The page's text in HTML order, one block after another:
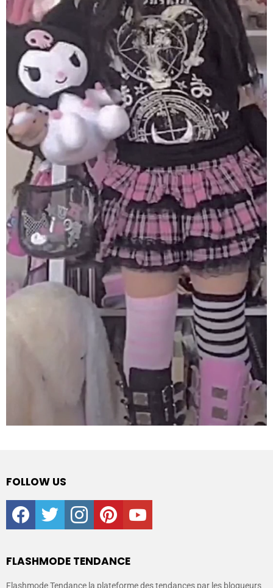
FOLLOW US
facebooktwitter instagrampinterestyoutube
FLASHMODE TENDANCE
Flashmode Tendance la plateforme des tendances par les blogueurs